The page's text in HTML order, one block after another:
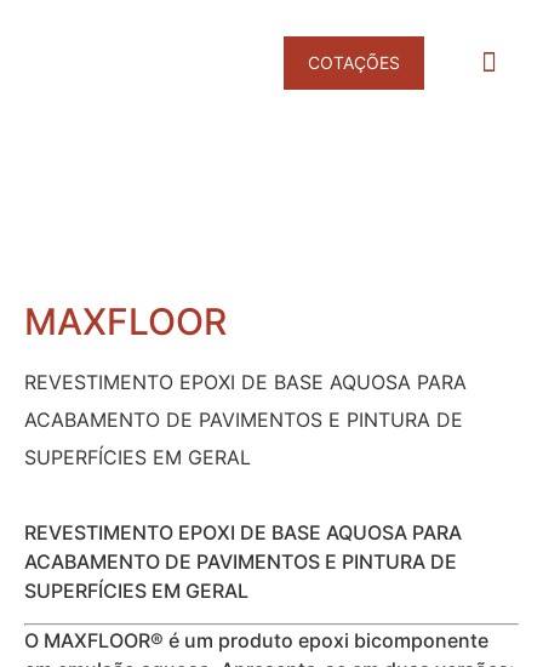
COTAÇÕES
MAXFLOOR
REVESTIMENTO EPOXI DE BASE AQUOSA PARA
ACABAMENTO DE PAVIMENTOS E PINTURA DE
SUPERFÍCIES EM GERAL
REVESTIMENTO EPOXI DE BASE AQUOSA PARA
ACABAMENTO DE PAVIMENTOS E PINTURA DE
SUPERFÍCIES EM GERAL
O MAXFLOOR® é um produto epoxi bicomponente